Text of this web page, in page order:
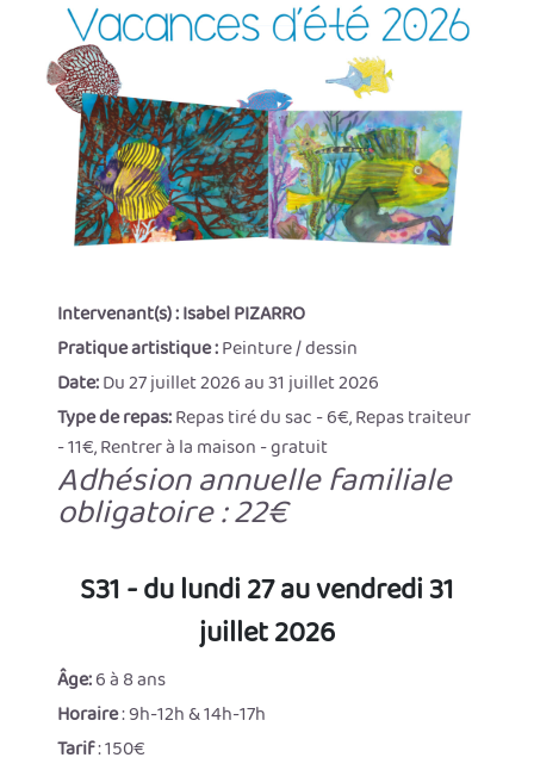
Intervenant(s) :Isabel PIZARRO
Pratique artistique :Peinture / dessin
Date:Du 27 juillet 2026 au 31 juillet 2026
Type de repas:Repas tiré du sac - 6€, Repas traiteur
- 11€, Rentrer à la maison - gratuit
Adhésion annuelle familiale
obligatoire : 22€
S31 - du lundi 27 au vendredi 31
juillet 2026
Âge:6 à 8 ans
Horaire: 9h-12h & 14h-17h
Tarif: 150€